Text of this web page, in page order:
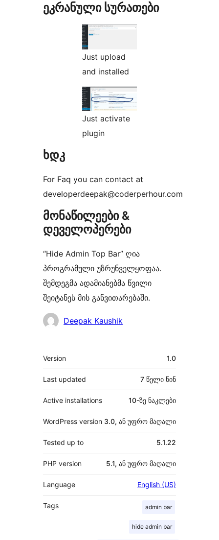
ეკრანული სურათები
Just upload
and installed
Just activate
plugin
ხდკ
For Faq you can contact at
developerdeepak@coderperhour.com
მონაწილეები &
დეველოპერები
“Hide Admin Top Bar” ღია
პროგრამული უზრუნველყოფაა.
შემდეგმა ადამიანებმა წვილი
შეიტანეს მის განვითარებაში.
მონაწილეები
Deepak Kaushik
მეტა
Version 1.0
Last updated 7 წელი წინ
Active installations 10-ზე ნაკლები
WordPress version 3.0, ან უფრო მაღალი
Tested up to 5.1.22
PHP version 5.1, ან უფრო მაღალი
Language English (US)
Tags admin bar
hide admin bar